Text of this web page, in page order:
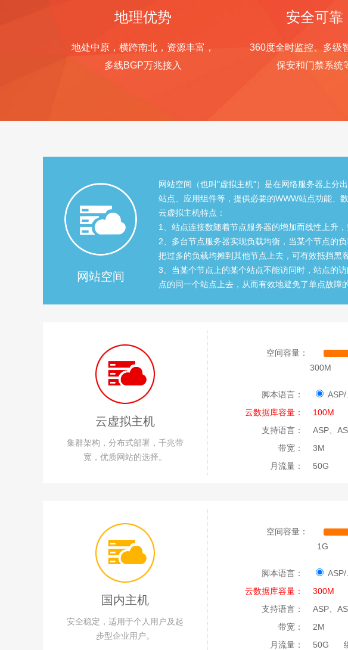
地理优势
地处中原，横跨南北，资源丰富，
多线BGP万兆接入
安全可靠
360度全时监控、多级
保安和门禁系统
网站空间
网站空间（也叫"虚拟主机"）是在网络服务器上分
站点、应用组件等，提供必要的WWW站点功能、
云虚拟主机特点：
1、站点连接数随着节点服务器的增加而线性上升
2、多台节点服务器实现负载均衡，当某个节点的
把过多的负载均摊到其他节点上去，可有效抵挡黑
3、当某个节点上的某个站点不能访问时，站点的
点的同一个站点上去，从而有效地避免了单点故障
云虚拟主机
集群架构，分布式部署，千兆带
宽，优质网站的选择。
空间容量：
300M
脚本语言：
云数据库容量：
100M
支持语言：
ASP、
带宽：
3M
月流量：
50G
国内主机
安全稳定，适用于个人用户及起
步型企业用户。
空间容量：
1G
脚本语言：
云数据库容量：
300M
支持语言：
ASP、
带宽：
2M
月流量：
50G